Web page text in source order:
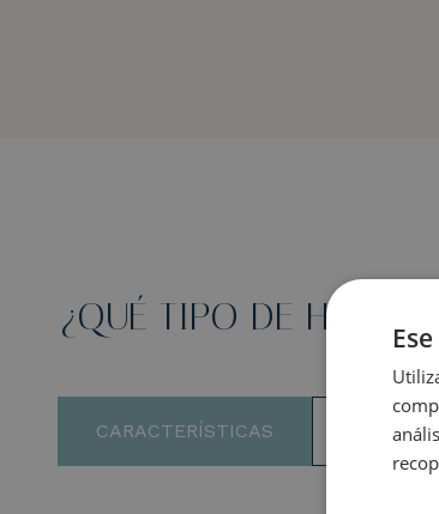
¿QUÉ TIPO DE
CARACTERÍSTICAS GALERÍA